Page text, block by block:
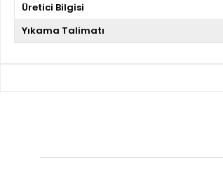
Üretici Bilgisi
Yıkama Talimatı